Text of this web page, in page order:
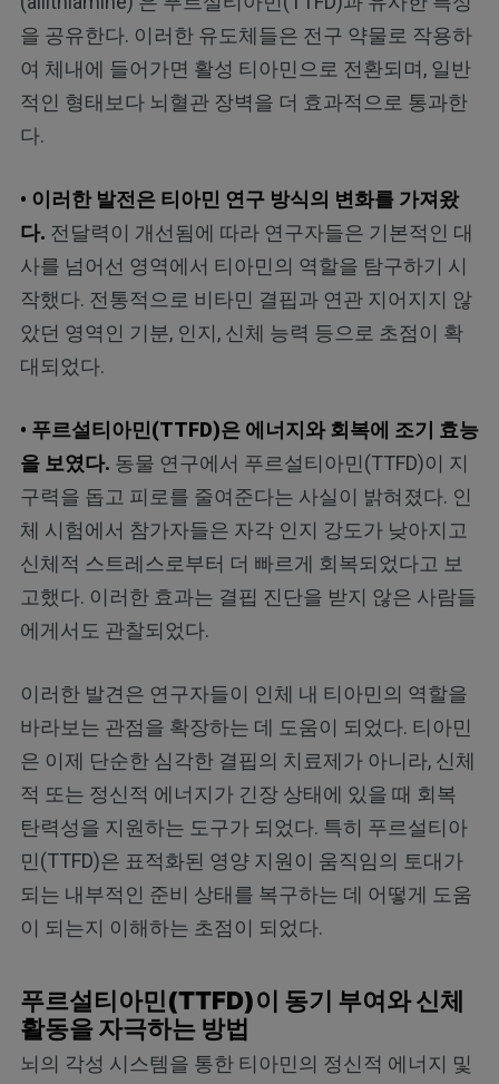
을 공유한다. 이러한 유도체들은 전구 약물로 작용하
여 체내에 들어가면 활성 티아민으로 전환되며, 일반
적인 형태보다 뇌혈관 장벽을 더 효과적으로 통과한
다.
• 이러한 발전은 티아민 연구 방식의 변화를 가져왔
다. 전달력이 개선됨에 따라 연구자들은 기본적인 대
사를 넘어선 영역에서 티아민의 역할을 탐구하기 시
작했다. 전통적으로 비타민 결핍과 연관 지어지지 않
았던 영역인 기분, 인지, 신체 능력 등으로 초점이 확
대되었다.
• 푸르설티아민(TTFD)은 에너지와 회복에 조기 효능
을 보였다. 동물 연구에서 푸르설티아민(TTFD)이 지
구력을 돕고 피로를 줄여준다는 사실이 밝혀졌다. 인
체 시험에서 참가자들은 자각 인지 강도가 낮아지고
신체적 스트레스로부터 더 빠르게 회복되었다고 보
고했다. 이러한 효과는 결핍 진단을 받지 않은 사람들
에게서도 관찰되었다.
이러한 발견은 연구자들이 인체 내 티아민의 역할을
바라보는 관점을 확장하는 데 도움이 되었다. 티아민
은 이제 단순한 심각한 결핍의 치료제가 아니라, 신체
적 또는 정신적 에너지가 긴장 상태에 있을 때 회복
탄력성을 지원하는 도구가 되었다. 특히 푸르설티아
민(TTFD)은 표적화된 영양 지원이 움직임의 토대가
되는 내부적인 준비 상태를 복구하는 데 어떻게 도움
이 되는지 이해하는 초점이 되었다.
푸르설티아민(TTFD)이 동기 부여와 신체
활동을 자극하는 방법
뇌의 각성 시스템을 통한 티아민의 정신적 에너지 및